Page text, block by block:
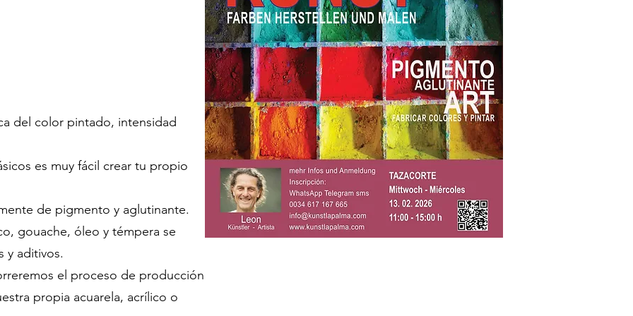
del color pintado, intensidad
es muy fácil crear tu propio
de pigmento y aglutinante.
gouache, óleo y témpera se
y aditivos.
el proceso de producción
propia acuarela, acrílico o